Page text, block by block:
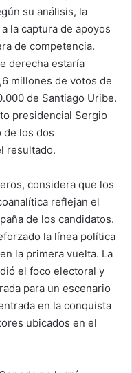
su análisis, la
la captura de apoyos
de competencia.
derecha estaría
millones de votos de
de Santiago Uribe.
presidencial Sergio
de los dos
resultado.
considera que los
reflejan el
de los candidatos.
la línea política
la primera vuelta. La
el foco electoral y
para un escenario
en la conquista
ubicados en el